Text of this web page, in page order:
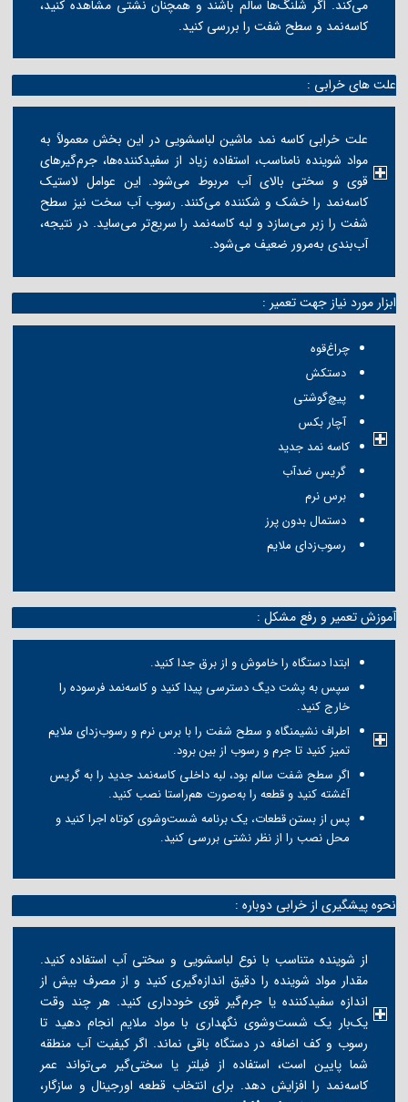
می‌کند. اگر شلنگ‌ها سالم باشند و همچنان نشتی مشاهده کنید،
کاسه‌نمد و سطح شفت را بررسی کنید.
علت های خرابی :
علت خرابی کاسه نمد ماشین لباسشویی در این بخش معمولاً به
مواد شوینده نامناسب، استفاده زیاد از سفیدکننده‌ها، جرم‌گیرهای
قوی و سختی بالای آب مربوط می‌شود. این عوامل لاستیک
کاسه‌نمد را خشک و شکننده می‌کنند. رسوب آب سخت نیز سطح
شفت را زبر می‌سازد و لبه کاسه‌نمد را سریع‌تر می‌ساید. در نتیجه،
آب‌بندی به‌مرور ضعیف می‌شود.
ابزار مورد نیاز جهت تعمیر :
چراغ‌قوه
دستکش
پیچ‌گوشتی
آچار بکس
کاسه نمد جدید
گریس ضدآب
برس نرم
دستمال بدون پرز
رسوب‌زدای ملایم
آموزش تعمیر و رفع مشکل :
ابتدا دستگاه را خاموش و از برق جدا کنید.
سپس به پشت دیگ دسترسی پیدا کنید و کاسه‌نمد فرسوده را
خارج کنید.
اطراف نشیمنگاه و سطح شفت را با برس نرم و رسوب‌زدای ملایم
تمیز کنید تا جرم و رسوب از بین برود.
اگر سطح شفت سالم بود، لبه داخلی کاسه‌نمد جدید را به گریس
آغشته کنید و قطعه را به‌صورت هم‌راستا نصب کنید.
پس از بستن قطعات، یک برنامه شست‌وشوی کوتاه اجرا کنید و
محل نصب را از نظر نشتی بررسی کنید.
نحوه پیشگیری از خرابی دوباره :
از شوینده متناسب با نوع لباسشویی و سختی آب استفاده کنید.
مقدار مواد شوینده را دقیق اندازه‌گیری کنید و از مصرف بیش از
اندازه سفیدکننده یا جرم‌گیر قوی خودداری کنید. هر چند وقت
یک‌بار یک شست‌وشوی نگهداری با مواد ملایم انجام دهید تا
رسوب و کف اضافه در دستگاه باقی نماند. اگر کیفیت آب منطقه
شما پایین است، استفاده از فیلتر یا سختی‌گیر می‌تواند عمر
کاسه‌نمد را افزایش دهد. برای انتخاب قطعه اورجینال و سازگار،